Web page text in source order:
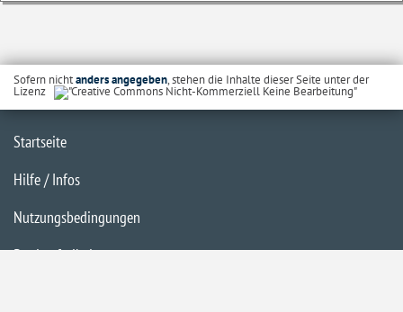
Sofern nichtanders angegeben, stehen die Inhalte dieser Seite unter der
Lizenz
Startseite
Hilfe / Infos
Nutzungsbedingungen
Barrierefreiheit